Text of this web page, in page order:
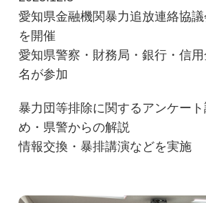
愛知県金融機関暴力追放連絡協
を開催
愛知県警察・財務局・銀行・信
名が参加
暴力団等排除に関するアンケート
め・県警からの解説
情報交換・暴排講演などを実施